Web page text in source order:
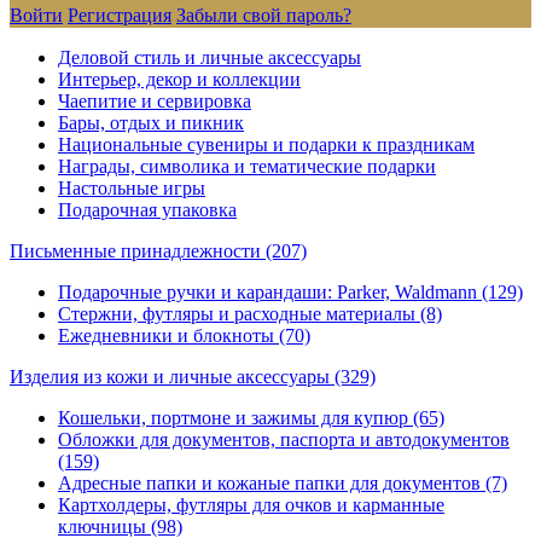
Войти Регистрация Забыли свой пароль?
Деловой стиль и личные аксессуары
Интерьер, декор и коллекции
Чаепитие и сервировка
Бары, отдых и пикник
Национальные сувениры и подарки к праздникам
Награды, символика и тематические подарки
Настольные игры
Подарочная упаковка
Письменные принадлежности (207)
Подарочные ручки и карандаши: Parker, Waldmann (129)
Стержни, футляры и расходные материалы (8)
Ежедневники и блокноты (70)
Изделия из кожи и личные аксессуары (329)
Кошельки, портмоне и зажимы для купюр (65)
Обложки для документов, паспорта и автодокументов
(159)
Адресные папки и кожаные папки для документов (7)
Картхолдеры, футляры для очков и карманные
ключницы (98)